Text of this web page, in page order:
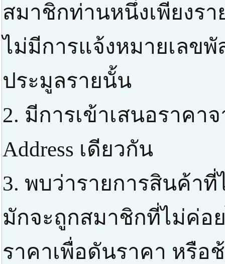
สมาชิกท่านหนึ่งเพียงรา
ไม่มีการแจ้งหมายเลข
ประมูลรายนั้น
2. มีการเข้าเสนอราคา
Address เดียวกัน
3. พบว่ารายการสินค้า
มักจะถูกสมาชิกที่ไม่ค่อ
ราคาเพื่อดันราคา หรือ